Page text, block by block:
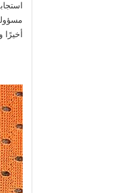
استجابة سريعة بخدمة 7/24
أخيرًا